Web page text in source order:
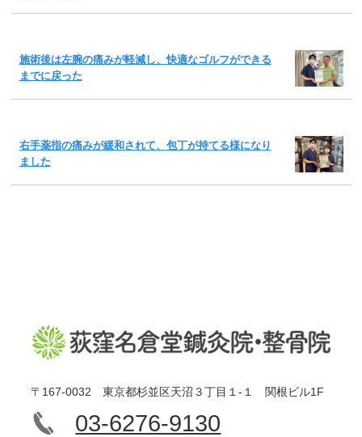
施術後は左腕の痛みが軽減し、快適なゴルフができる
までに戻った
右手薬指の痛みが緩和されて、包丁が持てる様になり
ました
〒167-0032 東京都杉並区天沼３丁目１-１ 関根ビル1F
03-6276-9130